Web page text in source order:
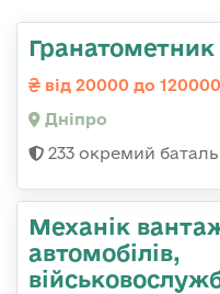
Гранатометник
від 20000 до
Дніпро
233 окремий
Механік
автомобілів,